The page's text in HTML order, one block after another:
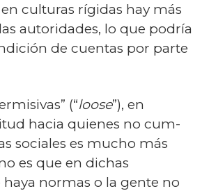
culturas rígidas hay más
autoridades, lo que podría
de cuentas por parte
(“loose”), en
hacia quienes no cum­
sociales es mucho más
es que en dichas
haya normas o la gente no